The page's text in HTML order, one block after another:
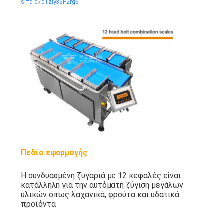
si=d-d7d1zly36P2rg6
Πεδίο εφαρμογής
Η συνδυασμένη ζυγαριά με 12 κεφαλές είναι
κατάλληλη για την αυτόματη ζύγιση μεγάλων
υλικών όπως λαχανικά, φρούτα και υδατικά
προϊόντα.